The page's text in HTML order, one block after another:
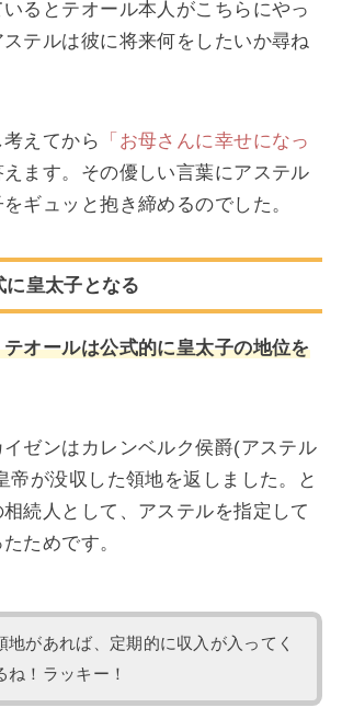
るとテオール本人がこちらにやっ
テルは彼に将来何をしたいか尋ね
えてから 「お母さんに幸せになっ
えます。その優しい言葉にアステル
ギュッと抱き締めるのでした。
に皇太子となる
オールは公式的に皇太子の地位を
ゼンはカレンベルク侯爵(アステル
帝が没収した領地を返しました。と
続人として、アステルを指定して
ためです。
地があれば、定期的に収入が入ってく
ね！ラッキー！